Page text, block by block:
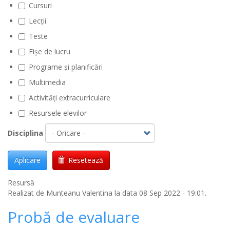
Cursuri
Lecții
Teste
Fișe de lucru
Programe și planificări
Multimedia
Activități extracurriculare
Resursele elevilor
Disciplina
Aplicare Resetează
Resursă
Realizat de Munteanu Valentina la data 08 Sep 2022 - 19:01.
Probă de evaluare